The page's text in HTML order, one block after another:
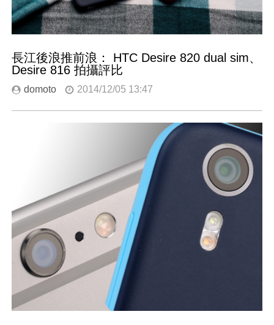
長江後浪推前浪： HTC Desire 820 dual sim、
Desire 816 拍攝評比
domoto 2014/12/05 13:47